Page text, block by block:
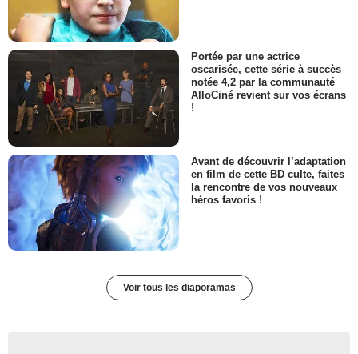
Portée par une actrice
oscarisée, cette série à succès
notée 4,2 par la communauté
AlloCiné revient sur vos écrans
!
Avant de découvrir l’adaptation
en film de cette BD culte, faites
la rencontre de vos nouveaux
héros favoris !
Voir tous les diaporamas